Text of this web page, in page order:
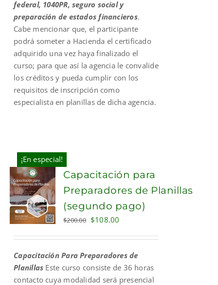
federal, 1040PR, seguro social y
preparación de estados financieros.
Cabe mencionar que, el participante
podrá someter a Hacienda el certificado
adquirido una vez haya finalizado el
curso; para que así la agencia le convalide
los créditos y pueda cumplir con los
requisitos de inscripción como
especialista en planillas de dicha agencia.
¡En especial!
ADD TO
CART
Capacitación para
Preparadores de Planillas
(segundo pago)
$200.00 Original
$200.00.
$108.00
$108.00.
Capacitación Para Preparadores de
Planillas Este curso consiste de 36 horas
contacto cuya modalidad será presencial